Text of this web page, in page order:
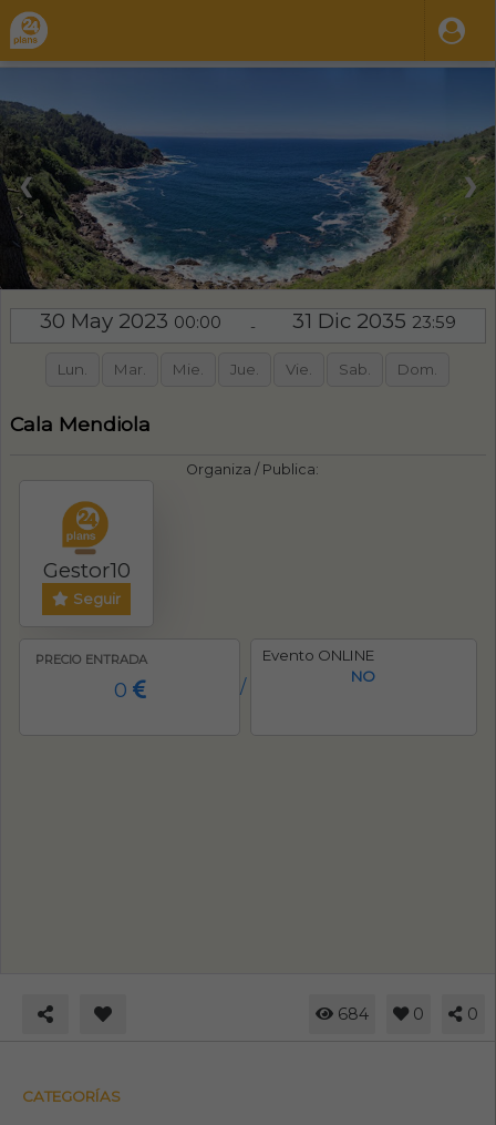
❮ ❯
30 May 2023 00:00 - 31 Dic 2035 23:59
Lun. Mar. Mie. Jue. Vie. Sab. Dom.
Cala Mendiola
Organiza / Publica:
Gestor10
Seguir
PRECIO ENTRADA
0 /
Evento ONLINE
NO
684 0 0
CATEGORÍAS